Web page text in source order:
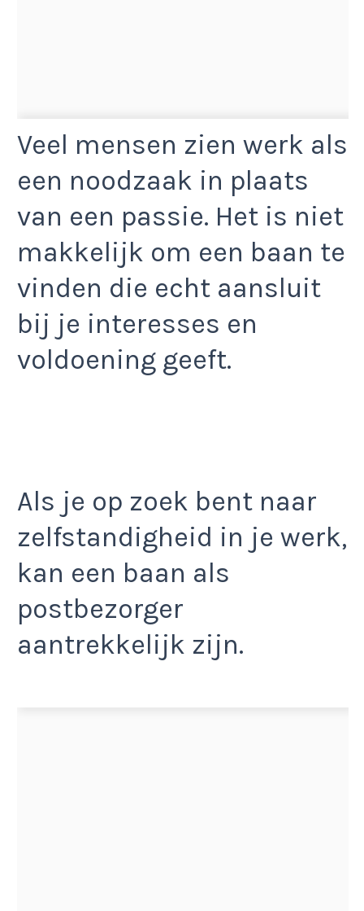
Veel mensen zien werk als
een noodzaak in plaats
van een passie. Het is niet
makkelijk om een baan te
vinden die echt aansluit
bij je interesses en
voldoening geeft.
Als je op zoek bent naar
zelfstandigheid in je werk,
kan een baan als
postbezorger
aantrekkelijk zijn.